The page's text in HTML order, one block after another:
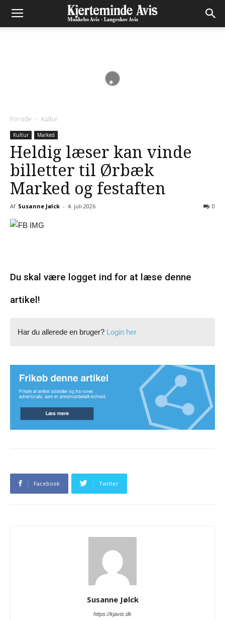
Forside Kultur
Kultur Marked
Heldig læser kan vinde
billetter til Ørbæk
Marked og festaften
Af Susanne Jølck - 4. juli 2026 0
Du skal være logget ind for at læse denne
artikel!
Har du allerede en bruger? Login her
Facebook Twitter
Susanne Jølck
https://kjavis.dk